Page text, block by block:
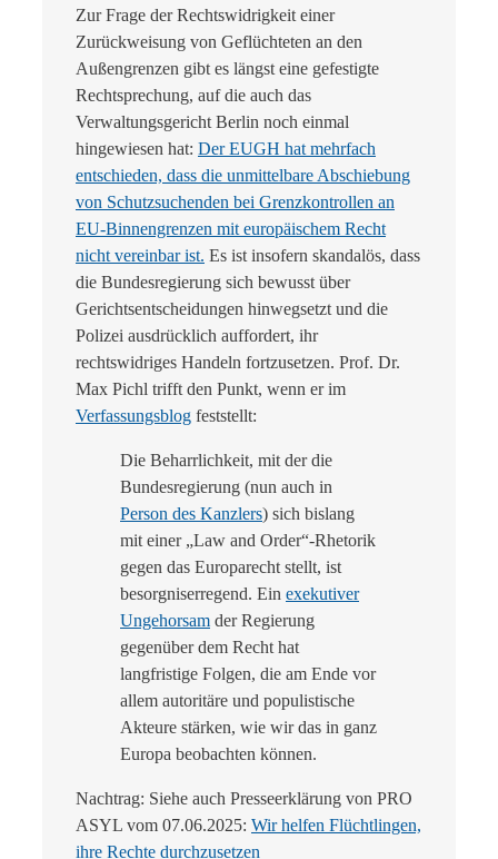
Zur Frage der Rechtswidrigkeit einer
Zurückweisung von Geflüchteten an den
Außengrenzen gibt es längst eine gefestigte
Rechtsprechung, auf die auch das
Verwaltungsgericht Berlin noch einmal
hingewiesen hat: Der EUGH hat mehrfach
entschieden, dass die unmittelbare Abschiebung
von Schutzsuchenden bei Grenzkontrollen an
EU-Binnengrenzen mit europäischem Recht
nicht vereinbar ist. Es ist insofern skandalös, dass
die Bundesregierung sich bewusst über
Gerichtsentscheidungen hinwegsetzt und die
Polizei ausdrücklich auffordert, ihr
rechtswidriges Handeln fortzusetzen. Prof. Dr.
Max Pichl trifft den Punkt, wenn er im
Verfassungsblog feststellt:
Die Beharrlichkeit, mit der die
Bundesregierung (nun auch in
Person des Kanzlers) sich bislang
mit einer „Law and Order“-Rhetorik
gegen das Europarecht stellt, ist
besorgniserregend. Ein exekutiver
Ungehorsam der Regierung
gegenüber dem Recht hat
langfristige Folgen, die am Ende vor
allem autoritäre und populistische
Akteure stärken, wie wir das in ganz
Europa beobachten können.
Nachtrag: Siehe auch Presseerklärung von PRO
ASYL vom 07.06.2025: Wir helfen Flüchtlingen,
ihre Rechte durchzusetzen